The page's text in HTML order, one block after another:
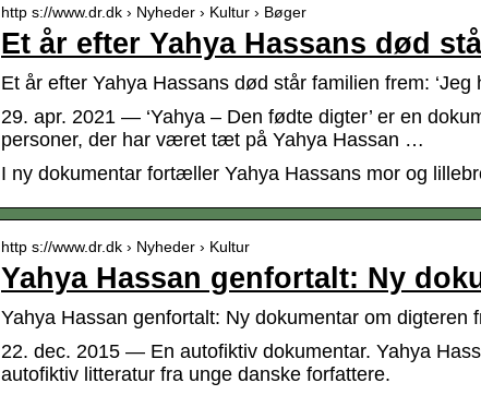
http s://www.dr.dk › Nyheder › Kultur › Bøger
Et år efter Yahya Hassans død
Et år efter Yahya Hassans død står familien frem:
29. apr. 2021 — ‘Yahya – Den fødte digter’ er en
personer, der har været tæt på Yahya Hassan …
I ny dokumentar fortæller Yahya Hassans mor og
http s://www.dr.dk › Nyheder › Kultur
Yahya Hassan genfortalt: Ny
Yahya Hassan genfortalt: Ny dokumentar om digteren
22. dec. 2015 — En autofiktiv dokumentar. Yahya
autofiktiv litteratur fra unge danske forfattere.